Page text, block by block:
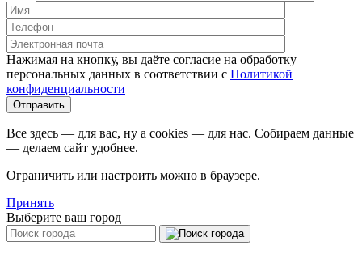
Нажимая на кнопку, вы даёте согласие на обработку
персональных данных в соответствии c Политикой
конфиденциальности
Все здесь — для вас, ну а cookies — для нас. Собираем данные
— делаем сайт удобнее.
Ограничить или настроить можно в браузере.
Принять
Выберите ваш город